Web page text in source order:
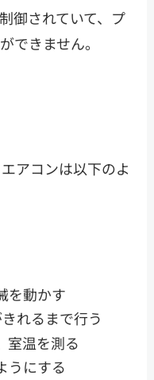
御されていて、プ
できません。
アコンは以下のよ
を動かす
れるまで行う
室温を測る
うにする